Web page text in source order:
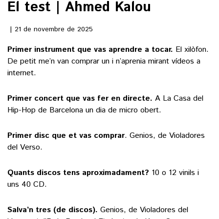
ACTUALITAT
SOCIETAT
ECONOMIA
FUTBOL
MOTOR
CULTURA
ARTS ESCÈNIQUES
SUPLEMENTS
9MAGAZÍN
BLOGOSFERA
El test | Ahmed Kalou
21 de novembre de 2025
Primer instrument que vas aprendre a tocar. El xilòfon.
De petit me’n van comprar un i n’aprenia mirant vídeos a
internet.
Primer concert que vas fer en directe. A La Casa del
Hip-Hop de Barcelona un dia de micro obert.
Primer disc que et vas comprar. Genios, de Violadores
del Verso.
Quants discos tens aproximadament? 10 o 12 vinils i
uns 40 CD.
Salva’n tres (de discos). Genios, de Violadores del